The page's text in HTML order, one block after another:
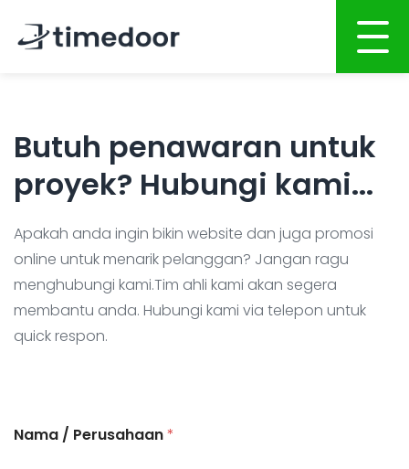
Tentang Kami
Layanan
Pengembangan Website
Pengembangan Aplikasi Mobile
Pengembangan Sistem
Promosi Online
IT Outsourcing
Portofolio
Karir
CSR
Butuh penawaran untuk
proyek? Hubungi kami...
Apakah anda ingin bikin website dan juga promosi
online untuk menarik pelanggan? Jangan ragu
menghubungi kami.Tim ahli kami akan segera
membantu anda. Hubungi kami via telepon untuk
quick respon.
Nama / Perusahaan*